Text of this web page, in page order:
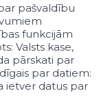
attīrīšana
un
pašvaldību
funkcijām
Valsts kase,
pārskati par
par datiem:
ietver datus par